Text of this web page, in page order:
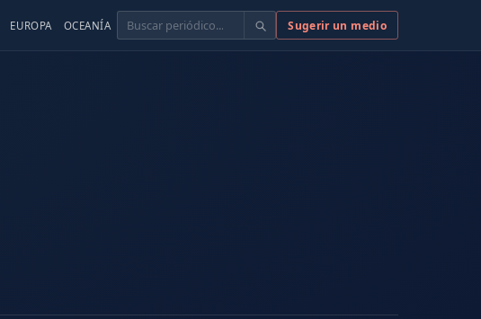
EUROPA OCEANÍA Buscar Sugerir un medio